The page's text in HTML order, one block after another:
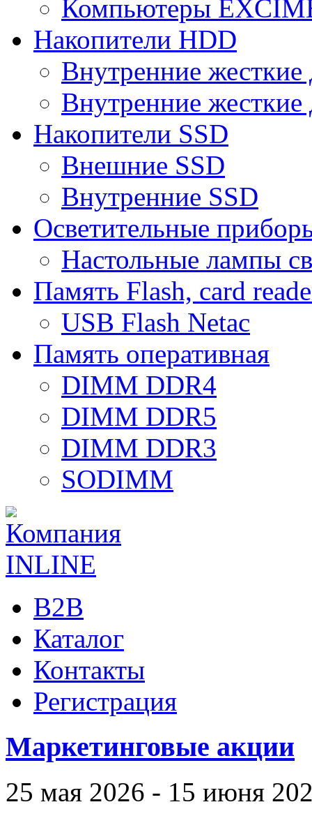
Компьютеры
Накопители HDD
Внутренние
Внутренние
Накопители SSD
Внешние SSD
Внутренние SSD
Осветительные
Настольные лампы
Память Flash, card
USB Flash Netac
Память оперативная
DIMM DDR4
DIMM DDR5
DIMM DDR3
SODIMM
B2B
Каталог
Контакты
Регистрация
Маркетинговые акции
25 мая 2026 - 15 июня